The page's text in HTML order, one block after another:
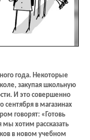
года. Некоторые
закупая школьную
И это совершенно
в магазинах
говорят: «Готовь
мы хотим рассказать
в новом учебном